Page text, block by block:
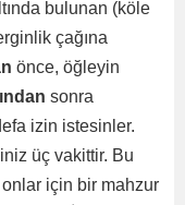
bulunan (köle
çağına
önce, öğleyin
sonra
izin istesinler.
üç vakittir. Bu
için bir mahzur